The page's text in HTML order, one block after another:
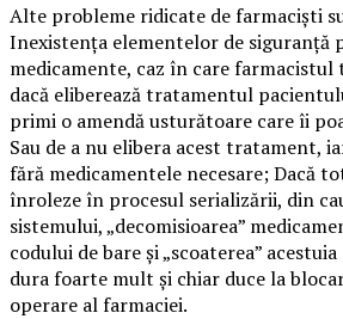
Alte probleme ridicate de farmacişti
Inexistenţa elementelor de siguranţă
medicamente, caz în care farmacistul
dacă eliberează tratamentul
primi o amendă usturătoare care îi
Sau de a nu elibera acest tratament,
fără medicamentele necesare; Dacă
înroleze în procesul serializării, din
sistemului, „decomisioarea”
codului de bare și „scoaterea”
dura foarte mult și chiar duce la
operare al farmaciei.